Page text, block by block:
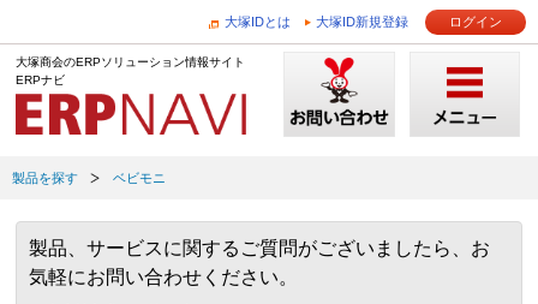
大塚IDとは 大塚ID新規登録 ログイン
大塚商会のERPソリューション情報サイト
ERPナビ
製品を探す ベビモニ
製品、サービスに関するご質問がございましたら、お
気軽にお問い合わせください。